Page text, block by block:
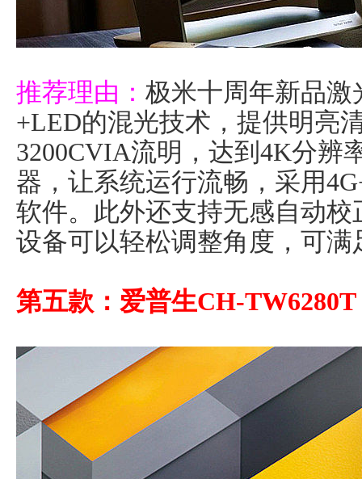
推荐理由： 极米十周年新品
+LED的混光技术，提供明亮
3200CVIA流明，达到4K分辨
器，让系统运行流畅，采用
软件。此外还支持无感自动
设备可以轻松调整角度，可
第五款：爱普生CH-TW6280T